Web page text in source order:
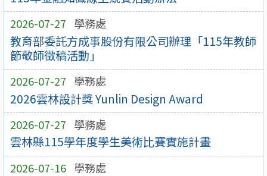
2026-07-27 學務處
教育部委託方成事股份有限公司辦理「115年教師
節敬師徵稿活動」
2026-07-27 學務處
2026雲林設計獎 Yunlin Design Award
2026-07-27 學務處
雲林縣115學年度學生美術比賽實施計畫
2026-07-16 學務處